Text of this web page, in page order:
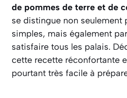
de pommes de terre et de
se distingue non seulement
simples, mais également
satisfaire tous les palais.
cette recette réconfortante
pourtant très facile à